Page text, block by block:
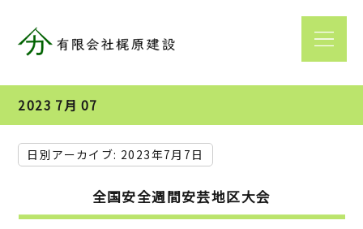
2023 7月 07
日別アーカイブ: 2023年7月7日
全国安全週間安芸地区大会